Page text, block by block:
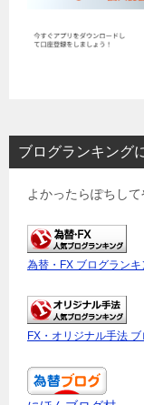
ブログランキング
よかったらぽちし
為替・FX ブログランキ
FX・オリジナル手法